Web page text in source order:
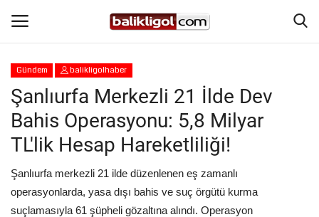
Giriş Yap
Anasayfa
Şanlıurfa
Gündem balikligolhaber
Şanlıurfa Merkezli 21 İlde Dev
Bahis Operasyonu: 5,8 Milyar
TL'lik Hesap Hareketliliği!
Şanlıurfa merkezli 21 ilde düzenlenen eş zamanlı
operasyonlarda, yasa dışı bahis ve suç örgütü kurma
suçlamasıyla 61 şüpheli gözaltına alındı. Operasyon